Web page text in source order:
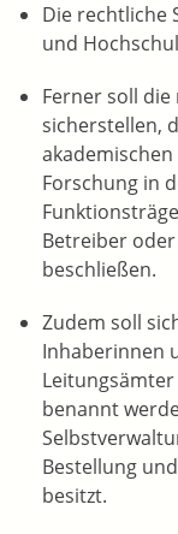
Die rechtliche
und
Ferner soll
sicherstellen,
Forschung in
Betreiber
beschließen.
Zudem soll
Inhaberinnen
benannt
Bestellung
besitzt.